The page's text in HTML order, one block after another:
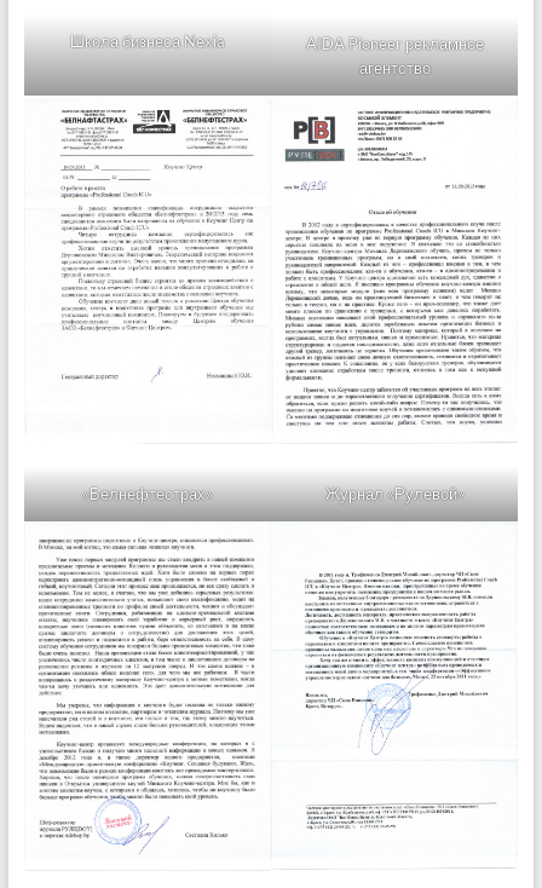
Школа бизнеса Nexia
AIDA Pioneer рекламное
агентство
«Белнефтестрах» Журнал «Рулевой»